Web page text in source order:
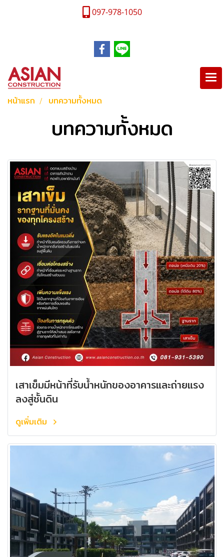
097-978-1050
หน้าแรก บทความทั้งหมด
บทความทั้งหมด
เสาเข็มมีหน้าที่รับน้ำหนักของอาคารและถ่ายแรง
ลงสู่ชั้นดิน
ดูเพิ่มเติม